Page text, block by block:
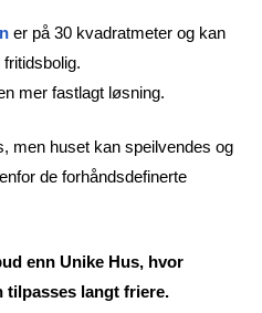
er på 30 kvadratmeter og kan
mer fastlagt løsning.
men huset kan speilvendes og
de forhåndsdefinerte
enn Unike Hus, hvor
tilpasses langt friere.